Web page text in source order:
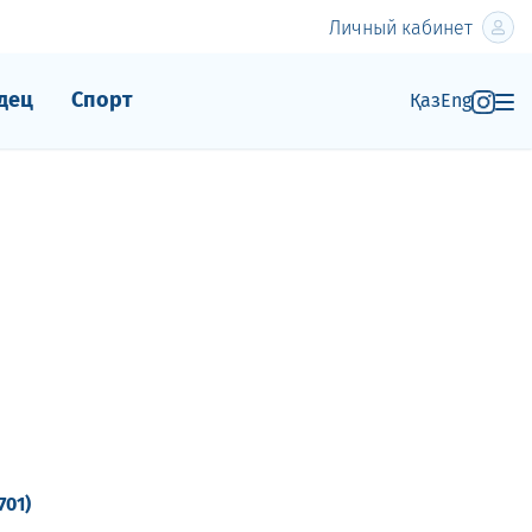
Личный кабинет
Спорт ҚазEng